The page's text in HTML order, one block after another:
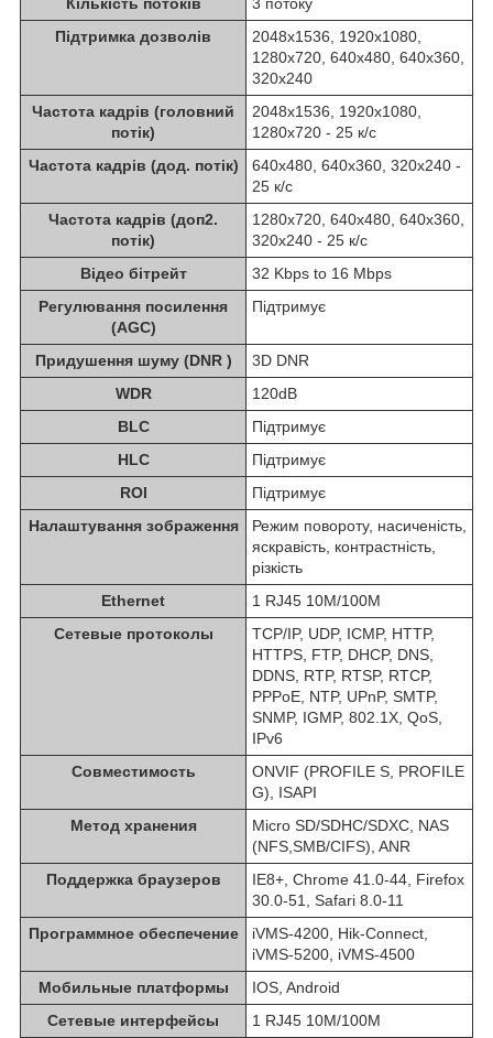
Підтримка дозволів
2048x1536, 1920x1080,
1280x720, 640x480, 640x360,
320x240
Частота кадрів (головний
потік)
2048x1536, 1920x1080,
1280x720 - 25 к/с
Частота кадрів (дод. потік)
640x480, 640x360, 320x240 -
25 к/с
Частота кадрів (доп2.
потік)
1280x720, 640x480, 640x360,
320x240 - 25 к/с
Відео бітрейт
32 Kbps to 16 Mbps
Регулювання посилення
(AGC)
Підтримує
Придушення шуму (DNR )
3D DNR
WDR
120dB
BLC
Підтримує
HLC
Підтримує
ROI
Підтримує
Налаштування зображення
Режим повороту, насиченість,
яскравість, контрастність,
різкість
Ethernet
1 RJ45 10M/100M
Сетевые протоколы
TCP/IP, UDP, ICMP, HTTP,
HTTPS, FTP, DHCP, DNS,
DDNS, RTP, RTSP, RTCP,
PPPoE, NTP, UPnP, SMTP,
SNMP, IGMP, 802.1X, QoS,
IPv6
Совместимость
ONVIF (PROFILE S, PROFILE
G), ISAPI
Метод хранения
Micro SD/SDHC/SDXC, NAS
(NFS,SMB/CIFS), ANR
Поддержка браузеров
IE8+, Chrome 41.0-44, Firefox
30.0-51, Safari 8.0-11
Программное обеспечение
iVMS-4200, Hik-Connect,
iVMS-5200, iVMS-4500
Мобильные платформы
IOS, Android
Сетевые интерфейсы
1 RJ45 10M/100M